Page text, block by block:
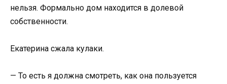
нельзя. Формально дом находится в долевой
собственности.
Екатерина сжала кулаки.
— То есть я должна смотреть, как она пользуется